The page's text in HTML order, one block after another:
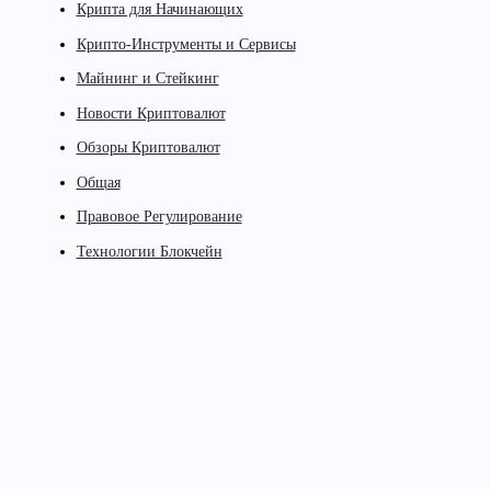
Крипта для Начинающих
Крипто-Инструменты и Сервисы
Майнинг и Стейкинг
Новости Криптовалют
Обзоры Криптовалют
Общая
Правовое Регулирование
Технологии Блокчейн